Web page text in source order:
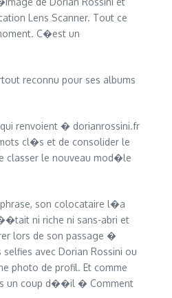
Lens Scanner. Tout ce
C�est un
reconnu pour ses albums
renvoient � dorianrossini.fr
cl�s et de consolider le
classer le nouveau mod�le
son colocataire l�a
ni riche ni sans-abri et
lors de son passage �
avec Dorian Rossini ou
photo de profil. Et comme
un coup d��il � Comment